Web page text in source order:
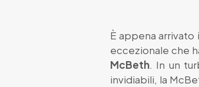
È appena arrivato
eccezionale che
McBeth. In un
invidiabili, la